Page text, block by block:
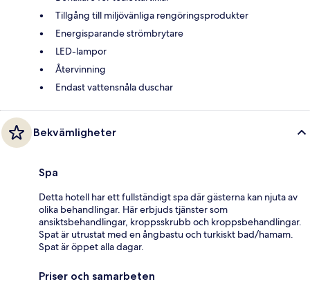
Tillgång till miljövänliga rengöringsprodukter
Energisparande strömbrytare
LED-lampor
Återvinning
Endast vattensnåla duschar
Bekvämligheter
Spa
Detta hotell har ett fullständigt spa där gästerna kan njuta av
olika behandlingar. Här erbjuds tjänster som
ansiktsbehandlingar, kroppsskrubb och kroppsbehandlingar.
Spat är utrustat med en ångbastu och turkiskt bad/hamam.
Spat är öppet alla dagar.
Priser och samarbeten